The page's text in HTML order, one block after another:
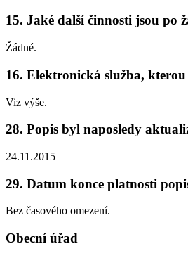
15. Jaké další činnosti jsou po
Žádné.
16. Elektronická služba,
Viz výše.
28. Popis byl naposledy
24.11.2015
29. Datum konce platnosti
Bez časového omezení.
Obecní úřad